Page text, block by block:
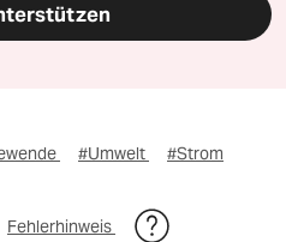
#Umwelt #Strom
Fehlerhinweis